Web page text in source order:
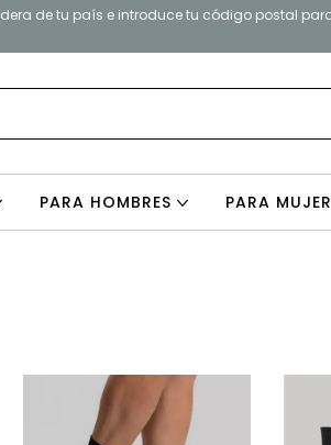
de tu país e introduce tu código postal
PARA HOMBRES PARA